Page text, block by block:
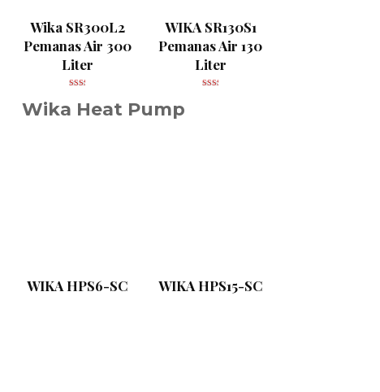
Wika SR300L2
Pemanas Air 300
Liter
WIKA SR130S1
Pemanas Air 130
Liter
Wika Heat Pump
WIKA HPS6-SC WIKA HPS15-SC